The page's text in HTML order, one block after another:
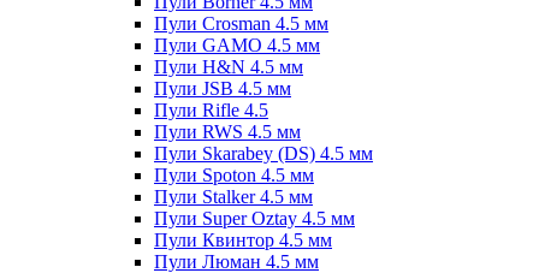
Пули Crosman 4.5 мм
Пули GAMO 4.5 мм
Пули H&N 4.5 мм
Пули JSB 4.5 мм
Пули Rifle 4.5
Пули RWS 4.5 мм
Пули Skarabey (DS) 4.5 мм
Пули Spoton 4.5 мм
Пули Stalker 4.5 мм
Пули Super Oztay 4.5 мм
Пули Квинтор 4.5 мм
Пули Люман 4.5 мм